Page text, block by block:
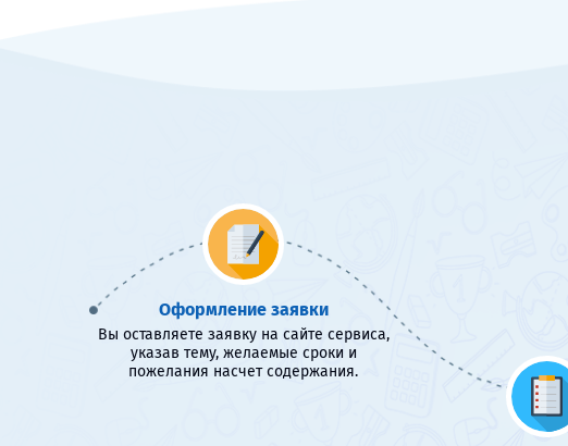
Оформление заявки
Вы оставляете заявку на сайте сервиса,
указав тему, желаемые сроки и
пожелания насчет содержания.